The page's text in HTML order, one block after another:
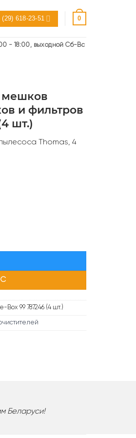
618-23-51 0
- 18:00, выходной Сб-Вс
мешков
и фильтров
шт.)
Thomas, 4
мешков Thomas Комплект мешков и
99 787246 (4 шт.)
Беларуси!